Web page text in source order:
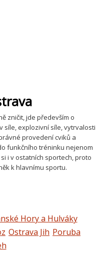
zničit, jde především o
síle, explozivní síle, vytrvalosti
provedení cviků a
funkčního tréninku nejenom
i v ostatních sportech, proto
k hlavnímu sportu.
Hory a Hulváky
Ostrava Jih Poruba